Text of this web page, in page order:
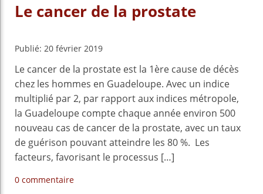
Le cancer de la prostate
Publié: 20 février 2019
Le cancer de la prostate est la 1ère cause de décès
chez les hommes en Guadeloupe. Avec un indice
multiplié par 2, par rapport aux indices métropole,
la Guadeloupe compte chaque année environ 500
nouveau cas de cancer de la prostate, avec un taux
de guérison pouvant atteindre les 80 %. Les
facteurs, favorisant le processus […]
0 commentaire